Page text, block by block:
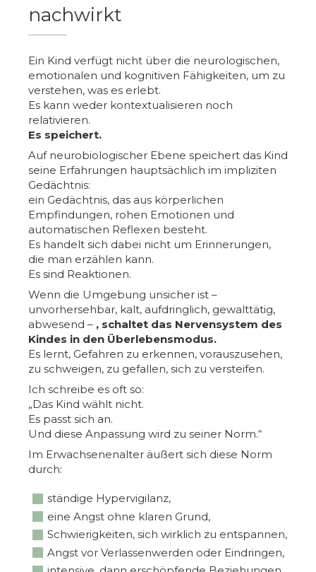
nachwirkt
Ein Kind verfügt nicht über die neurologischen,
emotionalen und kognitiven Fähigkeiten, um zu
verstehen, was es erlebt.
Es kann weder kontextualisieren noch
relativieren.
Es speichert.
Auf neurobiologischer Ebene speichert das Kind
seine Erfahrungen hauptsächlich im impliziten
Gedächtnis:
ein Gedächtnis, das aus körperlichen
Empfindungen, rohen Emotionen und
automatischen Reflexen besteht.
Es handelt sich dabei nicht um Erinnerungen,
die man erzählen kann.
Es sind Reaktionen.
Wenn die Umgebung unsicher ist –
unvorhersehbar, kalt, aufdringlich, gewalttätig,
abwesend – , schaltet das Nervensystem des
Kindes in den Überlebensmodus.
Es lernt, Gefahren zu erkennen, vorauszusehen,
zu schweigen, zu gefallen, sich zu versteifen.
Ich schreibe es oft so:
„Das Kind wählt nicht.
Es passt sich an.
Und diese Anpassung wird zu seiner Norm.“
Im Erwachsenenalter äußert sich diese Norm
durch:
ständige Hypervigilanz,
eine Angst ohne klaren Grund,
Schwierigkeiten, sich wirklich zu entspannen,
Angst vor Verlassenwerden oder Eindringen,